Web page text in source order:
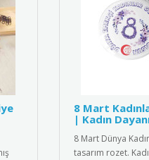
8 Mart
| Kadın
8 Mart Dünya
tasarım rozet.